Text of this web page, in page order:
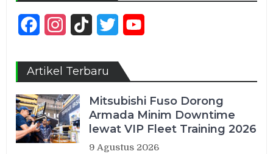
FacebookInstagram
TikTok Twitter
Artikel Terbaru
Mitsubishi Fuso Dorong
Armada Minim Downtime
lewat VIP Fleet Training 2026
9 Agustus 2026